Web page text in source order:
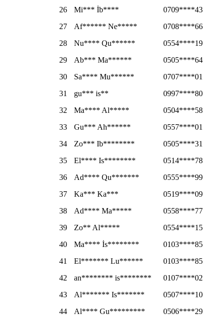
26
Mi*** İb****
0709****43
27
Af****** Ne*****
0708****66
28
Nu**** Qu******
0554****19
29
Ab*** Ma******
0505****64
30
Sa**** Mu******
0707****01
31
gu*** is**
0997****80
32
Ma**** Al*****
0504****58
33
Gu*** Ah******
0557****01
34
Zo*** Ib********
0505****31
35
El**** Is********
0514****78
36
Ad**** Qu*******
0555****99
37
Ka*** Ka***
0519****09
38
Ad**** Ma*****
0558****77
39
Zo** Al*****
0554****15
40
Ma**** İs********
0103****85
41
El******* Lu******
0103****85
42
an******** is********
0107****02
43
Al******* Is*******
0507****10
44
Al**** Gu*********
0506****29